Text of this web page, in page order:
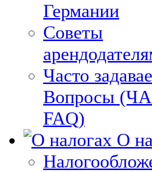
Германии
Советы
Часто
Вопросы
FAQ)
О